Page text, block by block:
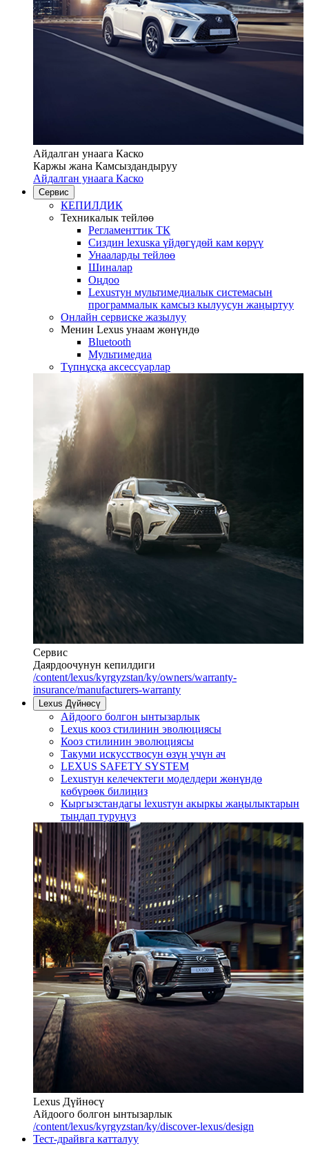
Айдалган унаага Каско
Каржы жана Камсыздандыруу
Айдалган унаага Каско
Сервис
КЕПИЛДИК
Техникалык тейлөө
Регламенттик ТК
Сиздин lexusка үйдөгүдөй кам көрүү
Унааларды тейлөө
Шиналар
Оңдоо
Lexusтун мультимедиалык системасын
программалык камсыз кылуусун жаңыртуу
Онлайн сервиске жазылуу
Менин Lexus унаам жөнүндө
Bluetooth
Mультимедиа
Түпнұсқа аксессуарлар
Сервис
Даярдоочунун кепилдиги
/content/lexus/kyrgyzstan/ky/owners/warranty-
insurance/manufacturers-warranty
Lexus Дүйнөсү
Айдоого болгон ынтызарлык
Lexus кооз стилинин эволюциясы
Кооз стилинин эволюциясы
Такуми искусствосун өзүң үчүн ач
LEXUS SAFETY SYSTEM
Lexusтун келечектеги моделдери жөнүндө
көбүрөөк билиңиз
Кыргызстандагы lexusтун акыркы жаңылыктарын
тыңдап туруңуз
Lexus Дүйнөсү
Айдоого болгон ынтызарлык
/content/lexus/kyrgyzstan/ky/discover-lexus/design
Тест-драйвга катталуу